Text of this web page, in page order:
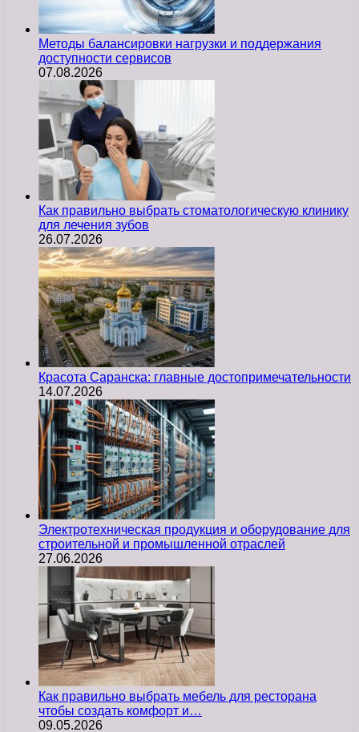
Методы балансировки нагрузки и поддержания
доступности сервисов
07.08.2026
Как правильно выбрать стоматологическую клинику
для лечения зубов
26.07.2026
Красота Саранска: главные достопримечательности
14.07.2026
Электротехническая продукция и оборудование для
строительной и промышленной отраслей
27.06.2026
Как правильно выбрать мебель для ресторана
чтобы создать комфорт и…
09.05.2026